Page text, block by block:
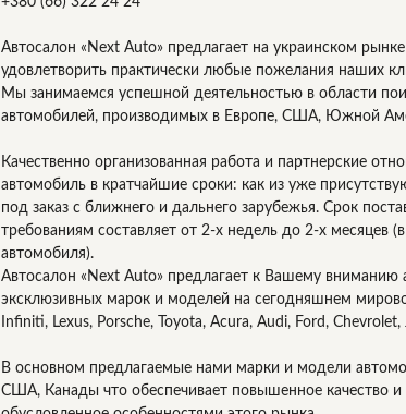
Автосалон «Next Auto» предлагает на украинском
удовлетворить практически любые пожелания наших
Мы занимаемся успешной деятельностью в области
автомобилей, производимых в Европе, США, Южной
Качественно организованная работа и партнерские
автомобиль в кратчайшие сроки: как из уже
под заказ с ближнего и дальнего зарубежья. Срок
требованиям составляет от 2-х недель до 2-х месяцев
автомобиля).
Автосалон «Next Auto» предлагает к Вашему
эксклюзивных марок и моделей на сегодняшнем
Infiniti, Lexus, Porsche, Toyota, Acura, Audi, Ford,
В основном предлагаемые нами марки и модели
США, Канады что обеспечивает повышенное качество